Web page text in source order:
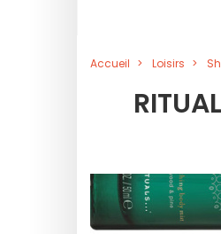
Accueil Loisirs